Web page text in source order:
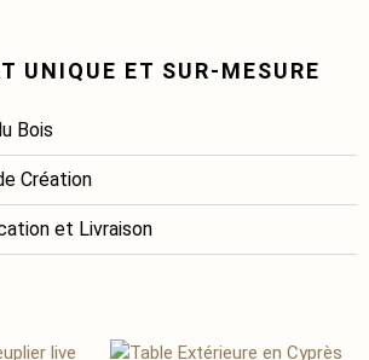
UNIQUE ET SUR-MESURE
Bois
Création
et Livraison